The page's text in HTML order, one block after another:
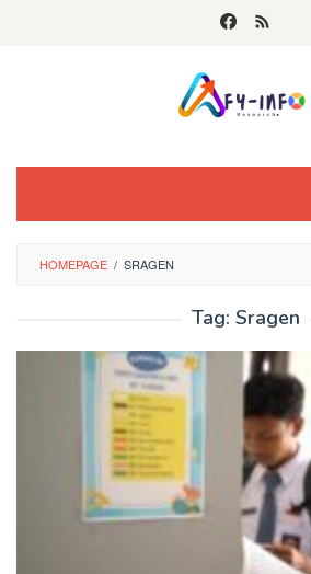
HOMEPAGE / SRAGEN
Tag: Sragen